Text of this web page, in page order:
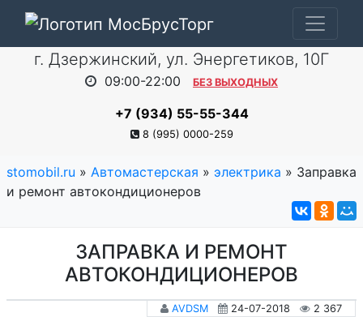
г. Дзержинский, ул. Энергетиков, 10Г
09:00-22:00 БЕЗ ВЫХОДНЫХ
+7 (934) 55-55-344
8 (995) 0000-259
stomobil.ru » Автомастерская » электрика » Заправка
и ремонт автокондиционеров
ЗАПРАВКА И РЕМОНТ
АВТОКОНДИЦИОНЕРОВ
AVDSM 24-07-2018 2 367